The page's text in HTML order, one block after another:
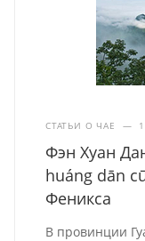
СТАТЬИ О ЧАЕ —
Фэн Хуан
huáng dān
Феникса
В провинции